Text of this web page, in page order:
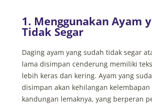
1. Menggunakan Ayam
Tidak Segar
Daging ayam yang sudah tidak segar
lama disimpan cenderung memiliki
lebih keras dan kering. Ayam yang
disimpan akan kehilangan
kandungan lemaknya, yang berperan